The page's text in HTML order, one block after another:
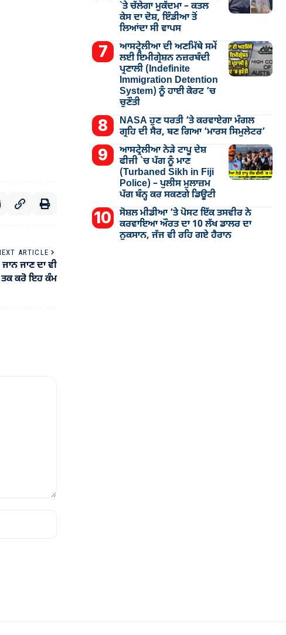
ARTICLE
ਜਾਣ ਦਾ ਵੀ
ਤਕ ਕਰੋ ਇਹ ਕੰਮ
`ਤੇ ਚੱਲੇਗਾ ਮੁੁਕੱਦਮਾ – ਕਤਲ
ਕੇਸ ਦਾ ਦੋਸ਼, ਇੰਡੀਆ ਤੋਂ
ਲਿਆਂਦਾ ਸੀ ਵਾਪਸ
ਆਸਟ੍ਰੇਲੀਆ ਦੀ ਅਣਮਿੱਥੇ ਸਮੇਂ
ਲਈ ਇਮੀਗ੍ਰੇਸ਼ਨ ਨਜ਼ਰਬੰਦੀ
ਪ੍ਰਣਾਲੀ (Indefinite
Immigration Detention
System) ਨੂੰ ਹਾਈ ਕੋਰਟ ’ਚ
ਚੁਣੌਤੀ
NASA ਹੁਣ ਧਰਤੀ ’ਤੇ ਕਰਵਾਏਗਾ ਮੰਗਲ
ਗ੍ਰਹਿ ਦੀ ਸੈਰ, ਬਣ ਗਿਆ ‘ਮਾਰਸ ਸਿਮੁਲੇਟਰ’
ਆਸਟ੍ਰੇਲੀਆ ਨੇੜੇ ਟਾਪੂ ਦੇਸ਼
ਫੀਜੀ `ਚ ਪੱਗ ਨੂੰ ਮਾਣ
(Turbaned Sikh in Fiji
Police) – ਪੁਲੀਸ ਮੁਲਾਜ਼ਮ
ਪੱਗ ਬੰਨ੍ਹ ਕਰ ਸਕਣਗੇ ਡਿਊਟੀ
ਸੋਸ਼ਲ ਮੀਡੀਆ ’ਤੇ ਪੋਸਟ ਇੱਕ ਤਸਵੀਰ ਨੇ
ਕਰਵਾਇਆ ਔਰਤ ਦਾ 10 ਲੱਖ ਡਾਲਰ ਦਾ
ਨੁਕਸਾਨ, ਜੱਜ ਵੀ ਰਹਿ ਗਏ ਹੈਰਾਨ